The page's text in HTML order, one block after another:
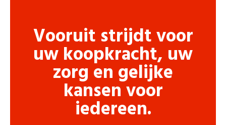
Vooruit strijdt voor
uw koopkracht, uw
zorg en gelijke
kansen voor
iedereen.